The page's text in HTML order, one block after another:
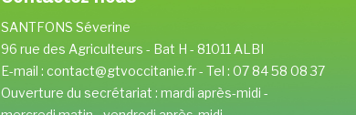
SANTFONS Séverine
96 rue des Agriculteurs - Bat H - 81011 ALBI
E-mail : contact@gtvoccitanie.fr - Tel : 07 84 58 08 37
Ouverture du secrétariat : mardi après-midi -